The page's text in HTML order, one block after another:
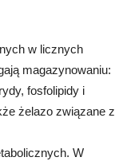
w licznych
magazynowaniu:
fosfolipidy i
żelazo związane z
W